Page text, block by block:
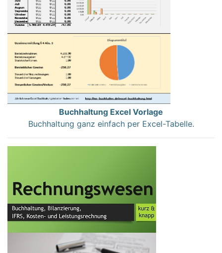
Buchhaltung Excel Vorlage
Buchhaltung ganz einfach per Excel-Tabelle.